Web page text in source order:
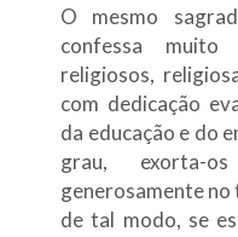
O mesmo
confessa
religiosos,
com dedicação
da educação e do
grau, exorta-
generosamente no
de tal modo, se